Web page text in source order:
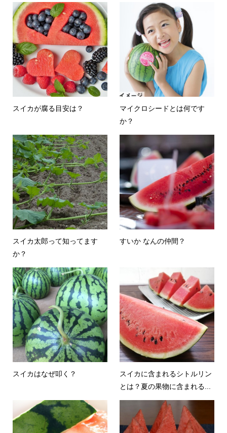
スイカが腐る目安は？
マイクロシードとは何です
か？
スイカ太郎って知ってます
か？
すいか なんの仲間？
スイカはなぜ叩く？
スイカに含まれるシトルリン
とは？夏の果物に含まれる...